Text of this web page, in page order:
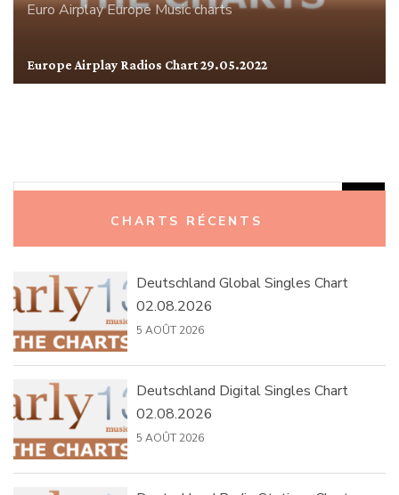
Euro AirplayEuropeMusic charts
Europe Airplay Radios Chart 29.05.2022
CHARTS RÉCENTS
Deutschland Global Singles Chart
02.08.2026
5 AOÛT 2026
Deutschland Digital Singles Chart
02.08.2026
5 AOÛT 2026